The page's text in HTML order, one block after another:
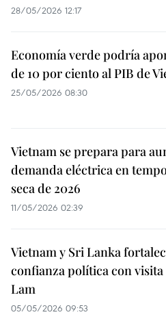
28/05/2026 12:17
Economía verde podría
de 10 por ciento al PIB de
25/05/2026 08:30
Vietnam se prepara para
demanda eléctrica en
seca de 2026
11/05/2026 02:39
Vietnam y Sri Lanka
confianza política con visita
Lam
05/05/2026 09:53